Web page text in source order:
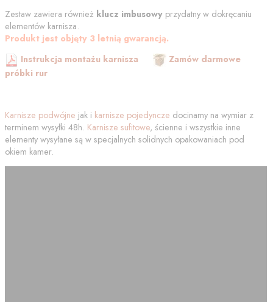
Zestaw zawiera również klucz imbusowy przydatny w dokręcaniu
elementów karnisza.
Produkt jest objęty 3 letnią gwarancją.
Instrukcja montażu karnisza
Zamów darmowe
próbki rur
Karnisze podwójne jak i karnisze pojedyncze docinamy na wymiar z
terminem wysyłki 48h. Karnisze sufitowe, ścienne i wszystkie inne
elementy wysyłane są w specjalnych solidnych opakowaniach pod
okiem kamer.